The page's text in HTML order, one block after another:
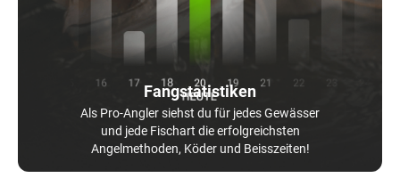
Fangstatistiken
Als Pro-Angler siehst du für jedes Gewässer
und jede Fischart die erfolgreichsten
Angelmethoden, Köder und Beisszeiten!